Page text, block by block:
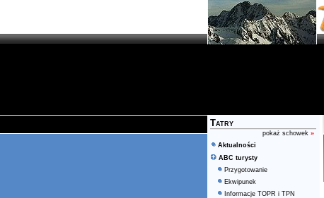
Tatry
pokaż schowek »
Aktualności
ABC turysty
Przygotowanie
Ekwipunek
Informacje TOPR i TPN